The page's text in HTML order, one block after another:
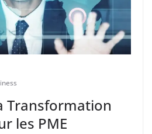
Transformation
les PME